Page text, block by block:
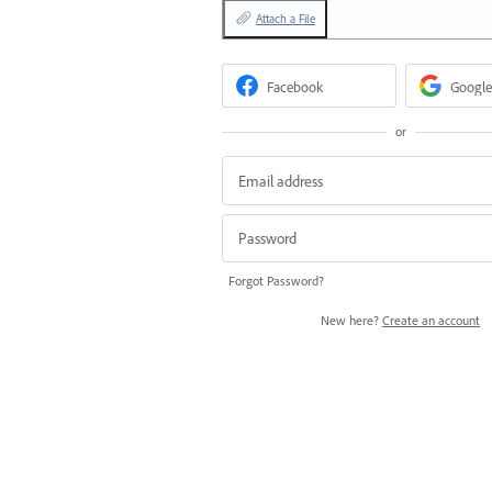
Attach a File
Facebook Google
or
Forgot Password?
New here? Create an account